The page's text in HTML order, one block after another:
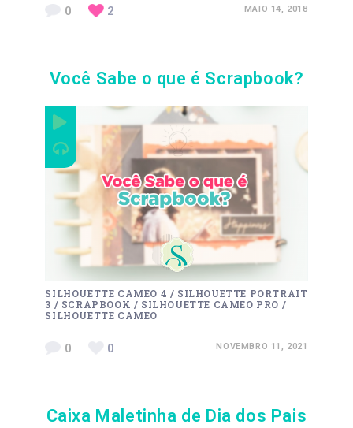
0 2 MAIO 14, 2018
Você Sabe o que é Scrapbook?
SILHOUETTE CAMEO 4 / SILHOUETTE PORTRAIT
3 / SCRAPBOOK / SILHOUETTE CAMEO PRO /
SILHOUETTE CAMEO
0 0 NOVEMBRO 11, 2021
Caixa Maletinha de Dia dos Pais